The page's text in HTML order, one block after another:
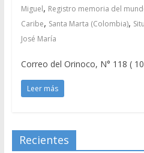
Miguel, Registro memoria del
Caribe, Santa Marta (Colombia),
José María
Correo del Orinoco, N° 118 (
Leer más
Recientes